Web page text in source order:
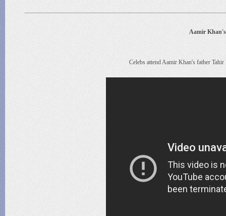
Aamir
Celebs attend Aamir Khan's father